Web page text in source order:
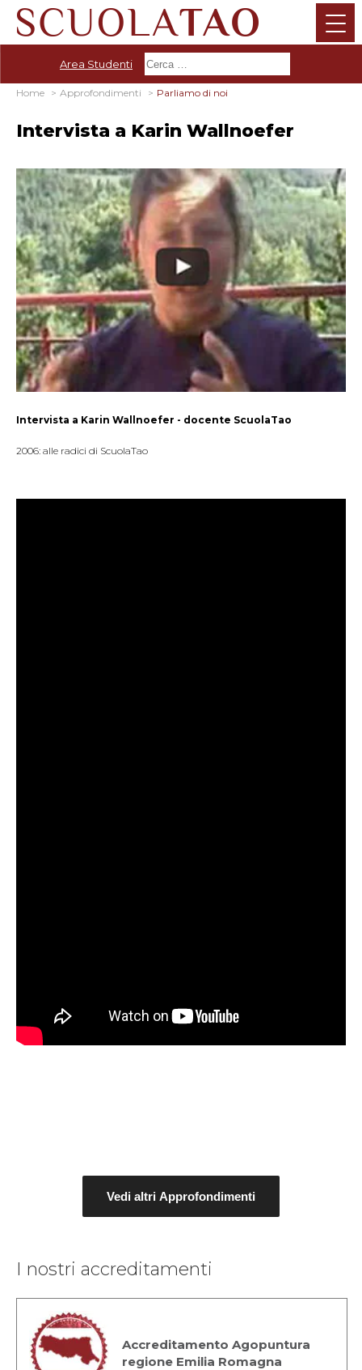
Area Studenti
Home Approfondimenti Parliamo di noi
Intervista a Karin Wallnoefer
Intervista a Karin Wallnoefer - docente ScuolaTao
2006: alle radici di ScuolaTao
Vedi altri Approfondimenti
I nostri accreditamenti
Accreditamento Agopuntura
regione Emilia Romagna